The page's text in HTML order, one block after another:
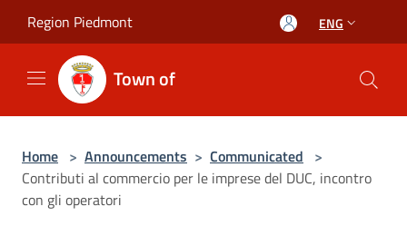
Region Piedmont ENG
Town of
Home > Announcements > Communicated >
Contributi al commercio per le imprese del DUC, incontro
con gli operatori